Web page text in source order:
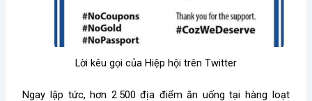
Lời kêu gọi của Hiệp hội trên Twitter
Ngay lập tức, hơn 2.500 địa điểm ăn uống tại hàng loạt